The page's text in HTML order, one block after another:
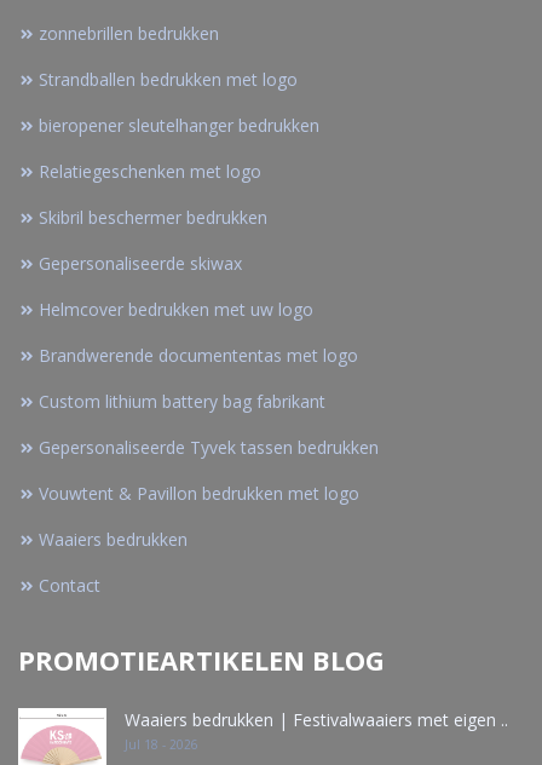
zonnebrillen bedrukken
Strandballen bedrukken met logo
bieropener sleutelhanger bedrukken
Relatiegeschenken met logo
Skibril beschermer bedrukken
Gepersonaliseerde skiwax
Helmcover bedrukken met uw logo
Brandwerende documententas met logo
Custom lithium battery bag fabrikant
Gepersonaliseerde Tyvek tassen bedrukken
Vouwtent & Pavillon bedrukken met logo
Waaiers bedrukken
Contact
PROMOTIEARTIKELEN BLOG
Waaiers bedrukken | Festivalwaaiers met eigen ..
Jul 18 - 2026